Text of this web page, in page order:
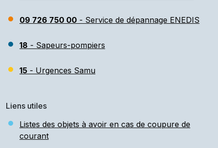
09 726 750 00 - Service de dépannage ENEDIS
18 - Sapeurs-pompiers
15 - Urgences Samu
Liens utiles
Listes des objets à avoir en cas de coupure de
courant